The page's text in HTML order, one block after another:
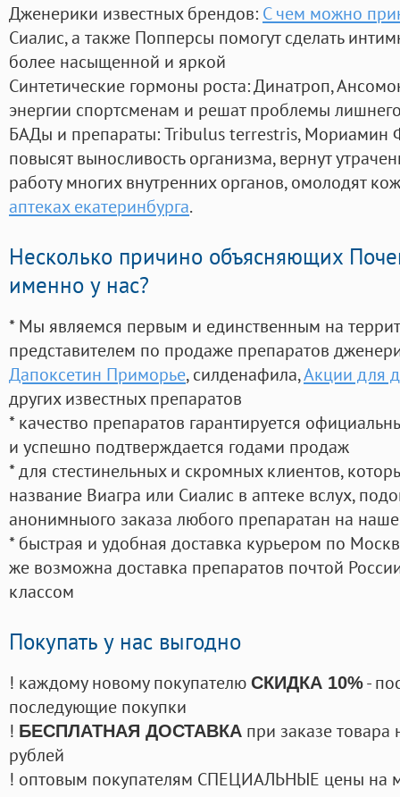
Дженерики известных брендов: С чем можно
Сиалис, а также Попперсы помогут сделать
более насыщенной и яркой
Синтетические гормоны роста: Динатроп,
энергии спортсменам и решат проблемы
БАДы и препараты:Tribulus terrestris, Мориамин
повысят выносливость организма, вернут
работу многих внутренних органов, омолодят
аптеках екатеринбурга.
Несколько причино объясняющих
именно у нас?
* Мы являемся первым и единственным на
представителем по продаже препаратов
Дапоксетин Приморье, силденафила,Акции для
других известных препаратов
* качество препаратов гарантируется
и успешно подтверждается годами продаж
* для стестинельных и скромных клиентов,
название Виагра или Сиалис в аптеке вслух,
анонимныого заказа любого препаратан на
* быстрая и удобная доставка курьером по
же возможна доставка препаратов почтой
классом
Покупать у нас выгодно
! каждому новому покупателю СКИДКА 10%-
последующие покупки
! БЕСПЛАТНАЯ ДОСТАВКА при заказе
рублей
! оптовым покупателям СПЕЦИАЛЬНЫЕ цены на